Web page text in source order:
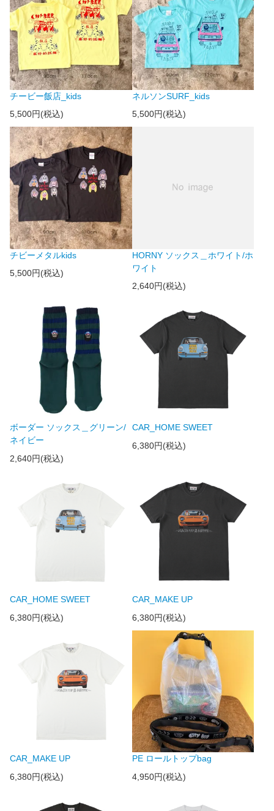
チービー飯店_kids
5,500円(税込)
ネルソンSURF_kids
5,500円(税込)
チビーメタルkids
5,500円(税込)
HORNY ソックス＿ホワイト/ホ
ワイト
2,640円(税込)
ボーダー ソックス＿グリーン/
ネイビー
2,640円(税込)
CAR_HOME SWEET
6,380円(税込)
CAR_HOME SWEET
6,380円(税込)
CAR_MAKE UP
6,380円(税込)
CAR_MAKE UP
6,380円(税込)
PE ロールトップbag
4,950円(税込)